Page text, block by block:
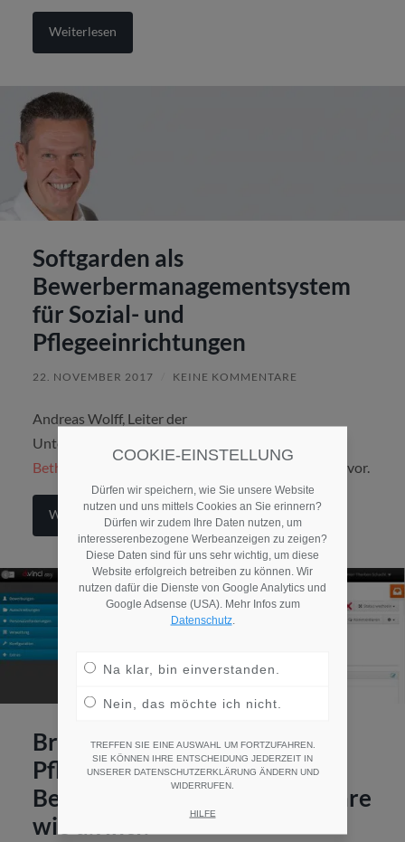
Weiterlesen
Softgarden als
Bewerbermanagementsystem
für Sozial- und
Pflegeeinrichtungen
22. NOVEMBER 2017 KEINE KOMMENTARE
Andreas Wolff, Leiter der
Unternehmenskommunikation der
Bethanien Diakonie
, stellt die Software Softgarden vor.
Weiterlesen
Brauchen Sozial- und
Pflegeeinrichtungen eine
Bewerbermanagementsoftware
wie d.vinci?
COOKIE-EINSTELLUNG
Dürfen wir speichern, wie Sie unsere Website
nutzen und uns mittels Cookies an Sie erinnern?
Dürfen wir zudem Ihre Daten nutzen, um
interesserenbezogene Werbeanzeigen zu zeigen?
Diese Daten sind für uns sehr wichtig, um diese
Website erfolgreich betreiben zu können. Wir
nutzen dafür die Dienste von Google Analytics und
Google Adsense (USA). Mehr Infos zum
Datenschutz.
Na klar, bin einverstanden.
Nein, das möchte ich nicht.
TREFFEN SIE EINE AUSWAHL UM FORTZUFAHREN.
SIE KÖNNEN IHRE ENTSCHEIDUNG JEDERZEIT IN
UNSERER DATENSCHUTZERKLÄRUNG ÄNDERN UND
WIDERRUFEN.
HILFE